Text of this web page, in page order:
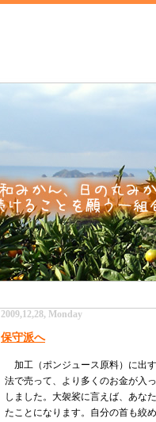
2009,12,28, Monday
保守派へ
加工（ポンジュース原料）に出
法で売って、より多くのお金が入
しました。大袈裟に言えば、あな
たことになります。自分の首も絞